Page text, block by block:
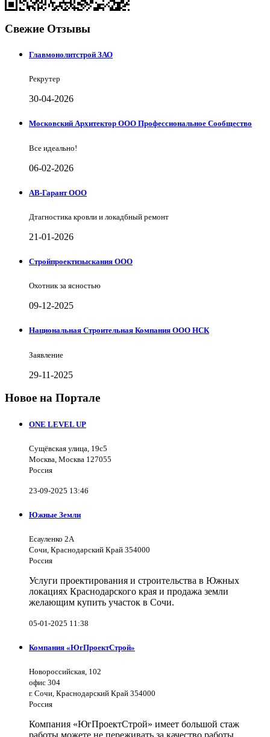
Свежие Отзывы
Главмонолитстрой ЗАО
Рекрутер
30-04-2026
Московский Архитектор ООО Профессиональное Сообщество
Все идеально!
06-02-2026
АВ-Гарант ООО
Дтагностика кровли и локадбный ремонт
21-01-2026
Стройпроектизыскания ООО
Охотник за ясностью
09-12-2025
Национальная Строительная Компания ООО НСК
Заявление
29-11-2025
Новое на Портале
ONE LEVEL UP
Сущёвская улица, 19с5
Москва, Москва 127055
Россия
23-09-2025 13:46
Южные Земли
Есауленко 2А
Сочи, Краснодарский Край 354000
Россия
Услуги проектирования и строительства в Южных
локациях Краснодарского края и продажа земли
желающим купить участок в Сочи.
05-01-2025 11:38
Компания «ЮгПроектСтрой»
Новороссийская, 102
офис 304
г. Сочи, Краснодарский Край 354000
Россия
Компания «ЮгПроектСтрой» имеет большой стаж